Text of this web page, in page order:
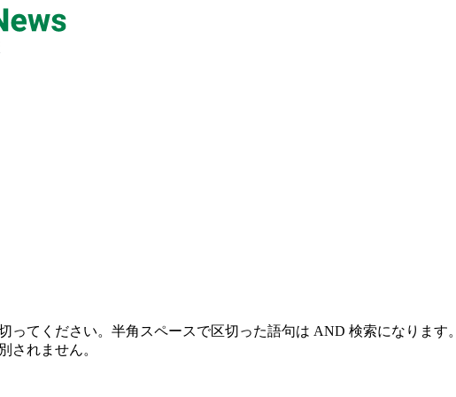
てください。半角スペースで区切った語句は AND 検索になります。
されません。